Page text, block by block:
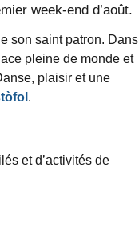
week-end d’août.
son saint patron. Dans
pleine de monde et
plaisir et une
.
et d’activités de